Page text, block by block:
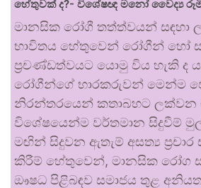
හේතුවක් ද?- විශේෂඥ මනෝ වෛද්‍ය
මානසික රෝගී තත්ත්වයන් සඳහා
භාවිතය හේතුවෙන් රෝගීන් හෝ
ප්‍රචණ්ඩත්වයට යොමු විය හැකි ද
රෝගීන්ගේ භාරකරුවන් මෙන්ම
නිරන්තරයෙන් කතාබහට ලක්වන
විශේෂයෙන්ම වර්තමාන සිදුවීම්
මඟින් සිදුවන ඇතැම් අසත්‍ය
කිරීම් හේතුවෙන්, මානසික රෝග
ඖෂධ පිළිබඳව සමාජය තුළ